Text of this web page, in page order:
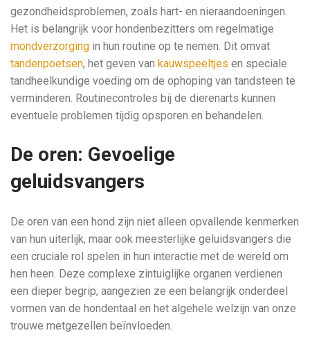
gezondheidsproblemen, zoals hart- en nieraandoeningen.
Het is belangrijk voor hondenbezitters om regelmatige
mondverzorging in hun routine op te nemen. Dit omvat
tandenpoetsen, het geven van kauwspeeltjes en speciale
tandheelkundige voeding om de ophoping van tandsteen te
verminderen. Routinecontroles bij de dierenarts kunnen
eventuele problemen tijdig opsporen en behandelen.
De oren: Gevoelige
geluidsvangers
De oren van een hond zijn niet alleen opvallende kenmerken
van hun uiterlijk, maar ook meesterlijke geluidsvangers die
een cruciale rol spelen in hun interactie met de wereld om
hen heen. Deze complexe zintuiglijke organen verdienen
een dieper begrip, aangezien ze een belangrijk onderdeel
vormen van de hondentaal en het algehele welzijn van onze
trouwe metgezellen beïnvloeden.